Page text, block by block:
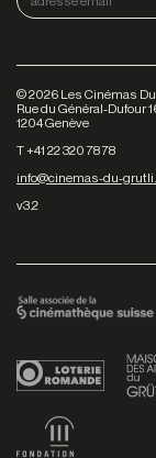
©2026 Les Cinémas
Rue du Général-Dufour
1204 Genève
T +41 22 320 78 78
info@cinemas-du-
v3.2